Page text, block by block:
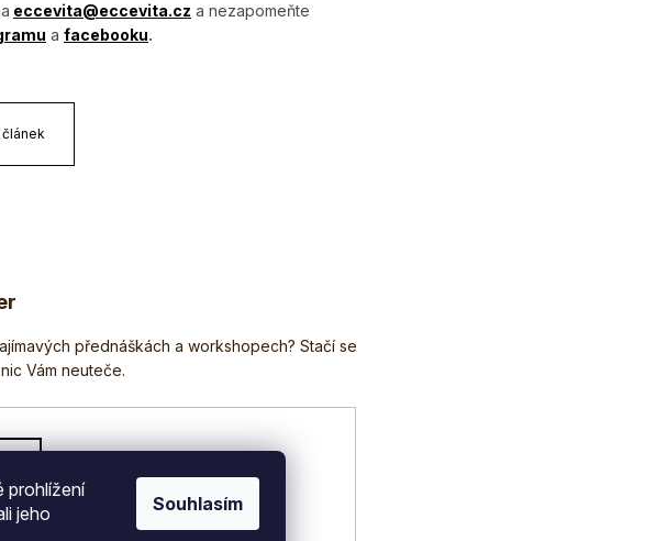
prohlížení
jeho
Souhlasím
eccevita@ecce­vita.cz a nezapomeňte
a facebooku.
článek
slevy!
osobních údajů